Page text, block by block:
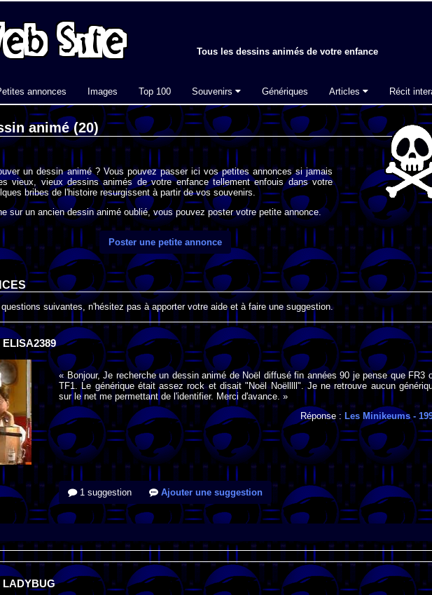
Tous les dessins animés de votre enfance
annonces Images Top 100 Souvenirs Génériques Articles Récit
animé (20)
un dessin animé ? Vous pouvez passer ici vos petites annonces si jamais
vieux, vieux dessins animés de votre enfance tellement enfouis dans votre
bribes de l'histoire resurgissent à partir de vos souvenirs.
sur un ancien dessin animé oublié, vous pouvez poster votre petite annonce.
Poster une petite annonce
suivantes, n'hésitez pas à apporter votre aide et à faire une suggestion.
ELISA2389
« Bonjour, Je recherche un dessin animé de Noël diffusé fin années 90 je pense que FR3
TF1. Le générique était assez rock et disait "Noël Noëlllll". Je ne retrouve aucun
sur le net me permettant de l'identifier. Merci d'avance. »
Réponse : Les Minikeums-
1 suggestion Ajouter une suggestion
LADYBUG